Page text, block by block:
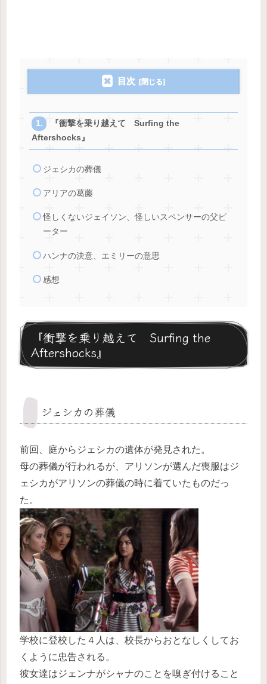
目次
『衝撃を乗り越えて Surfing the
Aftershocks』
ジェシカの葬儀
アリアの葛藤
怪しくないジェイソン、怪しいスペンサーの父ピ
ーター
ハンナの決意、エミリーの意思
感想
『衝撃を乗り越えて Surfing the
Aftershocks』
ジェシカの葬儀
前回、庭からジェシカの遺体が発見された。
母の葬儀が行われるが、アリソンが選んだ喪服はジ
ェシカがアリソンの葬儀の時に着ていたものだっ
た。
学校に登校した４人は、校長からおとなしくしてお
くように忠告される。
彼女達はジェンナがシャナのことを嗅ぎ付けること